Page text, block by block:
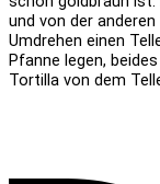
und von der
Umdrehen einen
Pfanne legen,
Tortilla von dem